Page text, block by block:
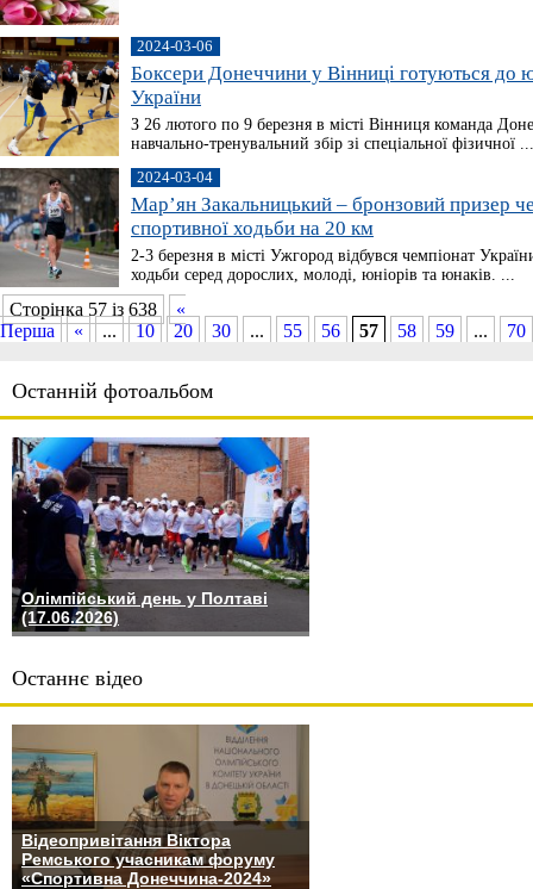
Останній фотоальбом
Олімпійський день у Полтаві
(17.06.2026)
Останнє відео
Відеопривітання Віктора
Ремського учасникам форуму
«Спортивна Донеччина-2024»
2024-03-06
Боксери Донеччини у Вінниці готуються до
України
З 26 лютого по 9 березня в місті Вінниця команда
навчально-тренувальний збір зі спеціальної фізичної ...
2024-03-04
Мар’ян Закальницький – бронзовий призер
спортивної ходьби на 20 км
2-3 березня в місті Ужгород відбувся чемпіонат
ходьби серед дорослих, молоді, юніорів та юнаків. ...
Сторінка 57 із 638
«
Перша
« ... 10 20 30 ... 55 56 57 58 59 ... 70